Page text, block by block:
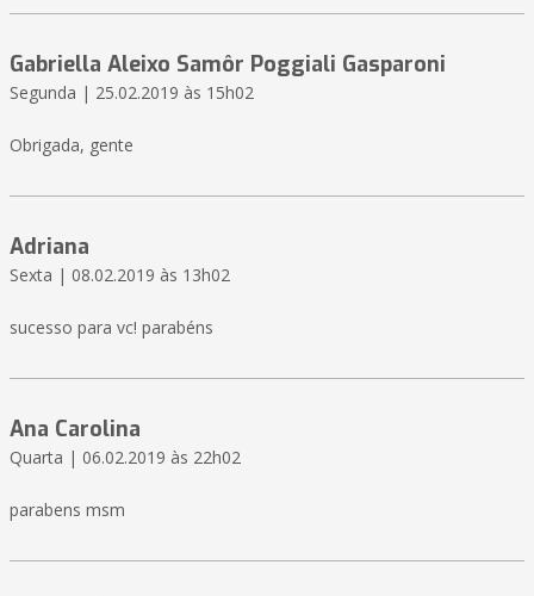
Gabriella Aleixo Samôr Poggiali Gasparoni
Segunda | 25.02.2019 às 15h02
Obrigada, gente
Adriana
Sexta | 08.02.2019 às 13h02
sucesso para vc! parabéns
Ana Carolina
Quarta | 06.02.2019 às 22h02
parabens msm